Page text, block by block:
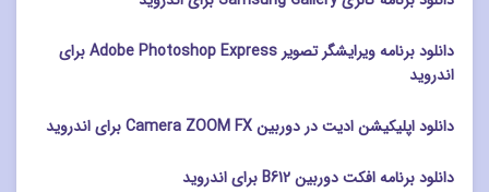
دانلود برنامه ویرایشگر تصویر Adobe Photoshop Express برای
اندروید
دانلود اپلیکیشن ادیت در دوربین Camera ZOOM FX برای اندروید
دانلود برنامه افکت دوربین B612 برای اندروید